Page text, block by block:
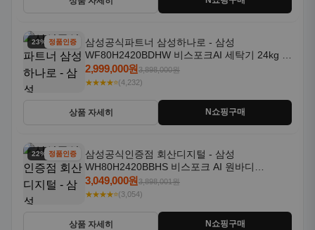
23% 할인정품인증
삼성공식파트너 삼성하나로 - 삼성
WF80H2420BDHW 비스포크AI 세탁기 24kg 건
조기 20kg 세제자동투입
2,999,000원3,898,000원
★★★★⭐(4,232)
상품 자세히 N쇼핑구매
22% 할인정품인증
삼성공식인증점 회산디지털 - 삼성
WH80H2420BBHS 비스포크 AI 원바디
24kg+20kg 세제자동투입 1등급
3,049,000원3,898,001원
★★★★⭐(3,054)
상품 자세히 N쇼핑구매